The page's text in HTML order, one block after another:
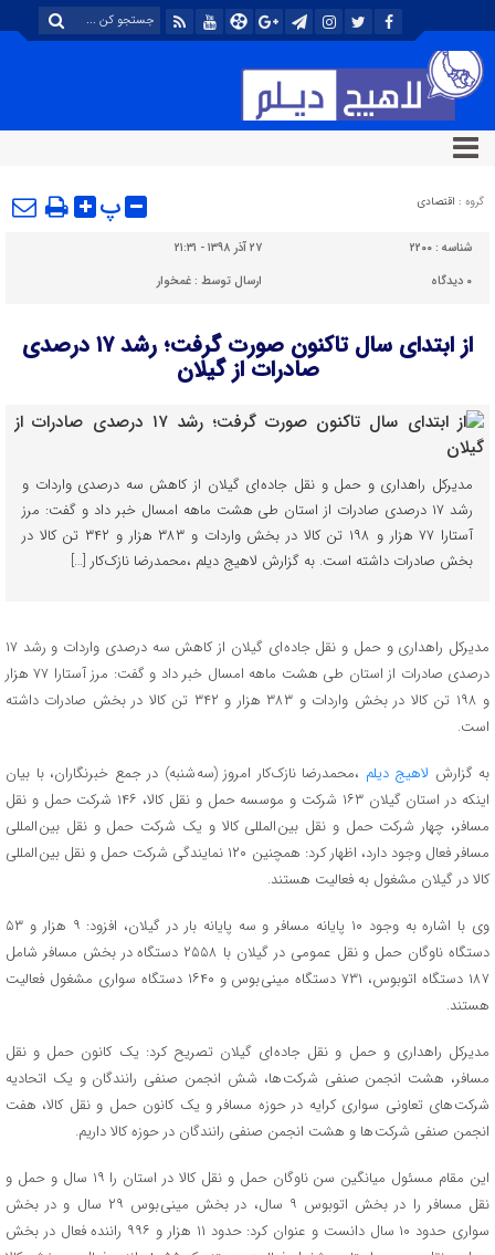
گروه : اقتصادی پ
شناسه : ۲۲۰۰
۲۷ آذر ۱۳۹۸ - ۲۱:۳۱
۰ دیدگاه ارسال توسط :غمخوار
از ابتدای سال تاکنون صورت گرفت؛ رشد ۱۷ درصدی
صادرات از گیلان
مدیرکل راهداری و حمل و نقل جاده ای گیلان از کاهش سه درصدی واردات و
رشد ۱۷ درصدی صادرات از استان طی هشت ماهه امسال خبر داد و گفت: مرز
آستارا ۷۷ هزار و ۱۹۸ تن کالا در بخش واردات و ۳۸۳ هزار و ۳۴۲ تن کالا در
بخش صادرات داشته است. به گزارش لاهیج دیلم ،محمدرضا نازک کار […]
مدیرکل راهداری و حمل و نقل جاده ای گیلان از کاهش سه درصدی واردات و رشد ۱۷
درصدی صادرات از استان طی هشت ماهه امسال خبر داد و گفت: مرز آستارا ۷۷ هزار
و ۱۹۸ تن کالا در بخش واردات و ۳۸۳ هزار و ۳۴۲ تن کالا در بخش صادرات داشته
است.
به گزارش لاهیج دیلم ،محمدرضا نازک کار امروز (سه شنبه) در جمع خبرنگاران، با بیان
اینکه در استان گیلان ۱۶۳ شرکت و موسسه حمل و نقل کالا، ۱۴۶ شرکت حمل و نقل
مسافر، چهار شرکت حمل و نقل بین المللی کالا و یک شرکت حمل و نقل بین المللی
مسافر فعال وجود دارد، اظهار کرد: همچنین ۱۲۰ نمایندگی شرکت حمل و نقل بین المللی
کالا در گیلان مشغول به فعالیت هستند.
وی با اشاره به وجود ۱۰ پایانه مسافر و سه پایانه بار در گیلان، افزود: ۹ هزار و ۵۳
دستگاه ناوگان حمل و نقل عمومی در گیلان با ۲۵۵۸ دستگاه در بخش مسافر شامل
۱۸۷ دستگاه اتوبوس، ۷۳۱ دستگاه مینی بوس و ۱۶۴۰ دستگاه سواری مشغول فعالیت
هستند.
مدیرکل راهداری و حمل و نقل جاده ای گیلان تصریح کرد: یک کانون حمل و نقل
مسافر، هشت انجمن صنفی شرکت ها، شش انجمن صنفی رانندگان و یک اتحادیه
شرکت های تعاونی سواری کرایه در حوزه مسافر و یک کانون حمل و نقل کالا، هفت
انجمن صنفی شرکت ها و هشت انجمن صنفی رانندگان در حوزه کالا داریم.
این مقام مسئول میانگین سن ناوگان حمل و نقل کالا در استان را ۱۹ سال و حمل و
نقل مسافر را در بخش اتوبوس ۹ سال، در بخش مینی بوس ۲۹ سال و در بخش
سواری حدود ۱۰ سال دانست و عنوان کرد: حدود ۱۱ هزار و ۹۹۶ راننده فعال در بخش